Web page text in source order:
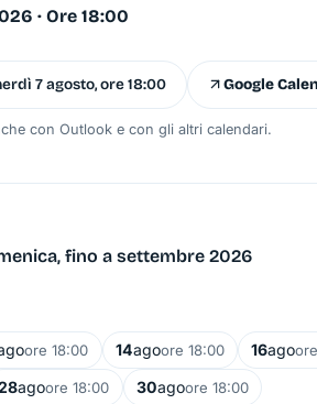
· Ore 18:00
7 agosto, ore 18:00 Google
con Outlook e con gli altri calendari.
fino a settembre 2026
ore 18:00 14agoore 18:00 16ago
agoore 18:00 30agoore 18:00